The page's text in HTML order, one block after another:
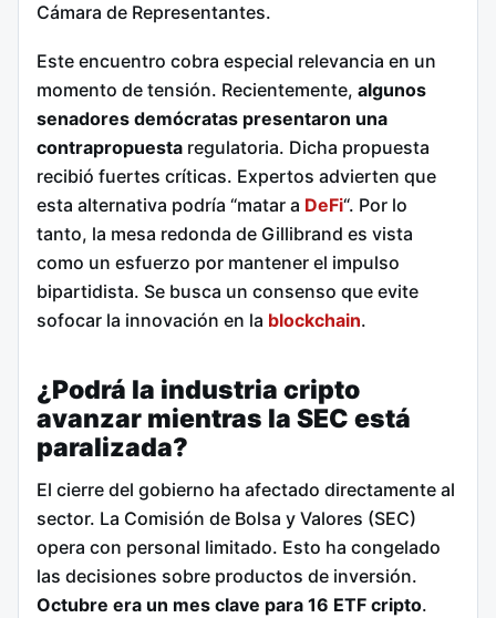
Cámara de Representantes.
Este encuentro cobra especial relevancia en un
momento de tensión. Recientemente, algunos
senadores demócratas presentaron una
contrapropuesta regulatoria. Dicha propuesta
recibió fuertes críticas. Expertos advierten que
esta alternativa podría “matar a DeFi“. Por lo
tanto, la mesa redonda de Gillibrand es vista
como un esfuerzo por mantener el impulso
bipartidista. Se busca un consenso que evite
sofocar la innovación en la blockchain.
¿Podrá la industria cripto
avanzar mientras la SEC está
paralizada?
El cierre del gobierno ha afectado directamente al
sector. La Comisión de Bolsa y Valores (SEC)
opera con personal limitado. Esto ha congelado
las decisiones sobre productos de inversión.
Octubre era un mes clave para 16 ETF cripto.